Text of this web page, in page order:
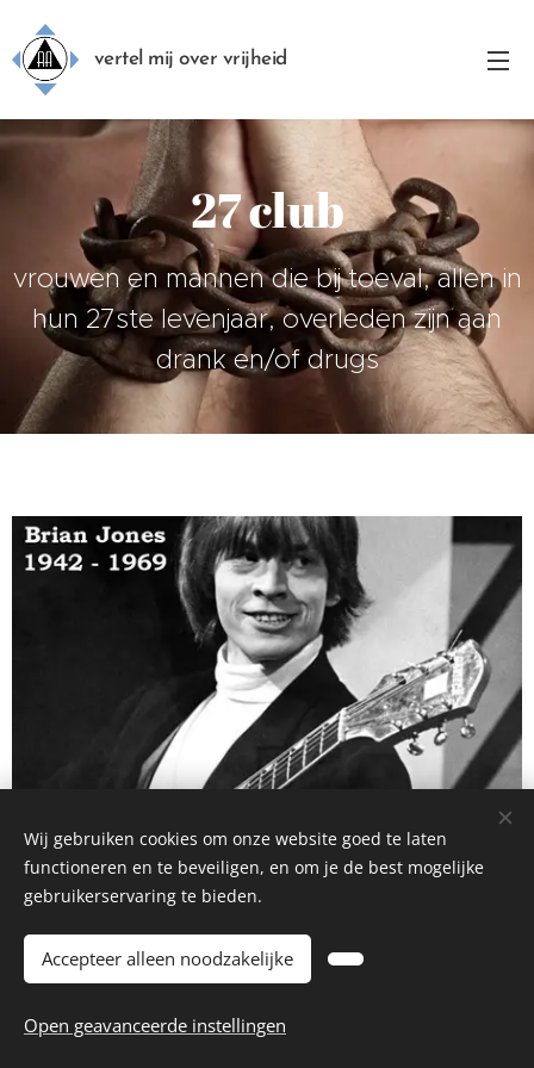
vertel mij over vrijheid
27 club
vrouwen en mannen die bij toeval, allen in
hun 27ste levenjaar, overleden zijn aan
drank en/of drugs
© 2025-'26 Seefhoek 2060 All rights reserved
Wij gebruiken cookies om onze website goed te laten
functioneren en te beveiligen, en om je de best mogelijke
gebruikerservaring te bieden.
Accepteer alleen noodzakelijke
Open geavanceerde instellingen